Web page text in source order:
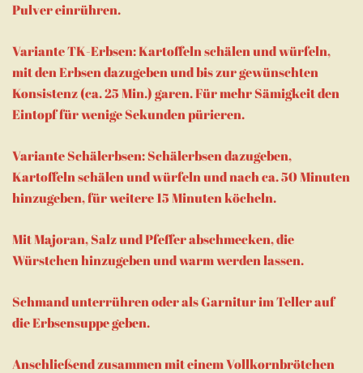
Pulver einrühren.
Variante TK-Erbsen: Kartoffeln schälen und würfeln,
mit den Erbsen dazugeben und bis zur gewünschten
Konsistenz (ca. 25 Min.) garen. Für mehr Sämigkeit den
Eintopf für wenige Sekunden pürieren.
Variante Schälerbsen: Schälerbsen dazugeben,
Kartoffeln schälen und würfeln und nach ca. 50 Minuten
hinzugeben, für weitere 15 Minuten köcheln.
Mit Majoran, Salz und Pfeffer abschmecken, die
Würstchen hinzugeben und warm werden lassen.
Schmand unterrühren oder als Garnitur im Teller auf
die Erbsensuppe geben.
Anschließend zusammen mit einem Vollkornbrötchen